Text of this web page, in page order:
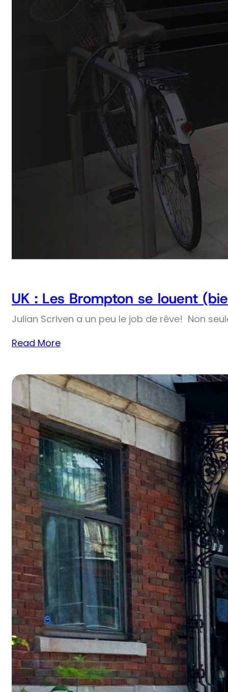
UK : Les Brompton se louent
Julian Scriven a un peu le job de rêve! Non
Read More